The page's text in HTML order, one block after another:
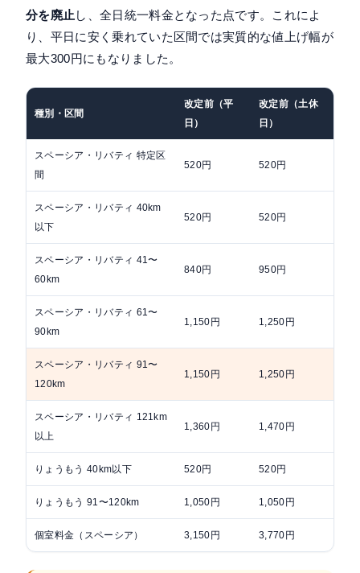
分を廃止し、全日統一料金となった点です。これによ
り、平日に安く乗れていた区間では実質的な値上げ幅が
最大300円にもなりました。
種別・区間
改定前（平
日）
改定前（土休
日）
スペーシア・リバティ 特定区
間
520円 520円
スペーシア・リバティ 40km
以下
520円 520円
スペーシア・リバティ 41〜
60km
840円 950円
スペーシア・リバティ 61〜
90km
1,150円 1,250円
スペーシア・リバティ 91〜
120km
1,150円 1,250円
スペーシア・リバティ 121km
以上
1,360円 1,470円
りょうもう 40km以下 520円 520円
りょうもう 91〜120km 1,050円 1,050円
個室料金（スペーシア） 3,150円 3,770円